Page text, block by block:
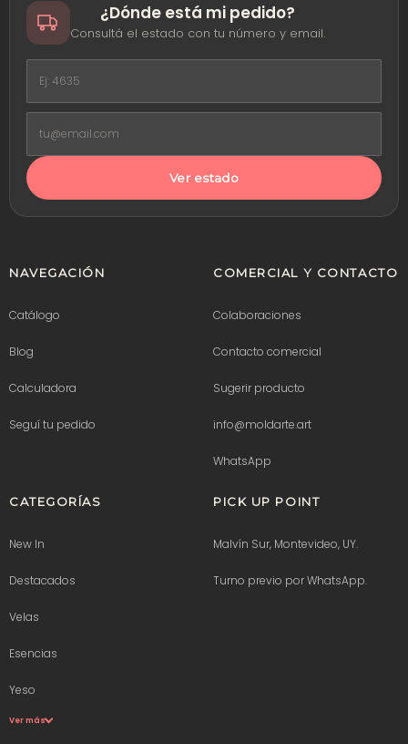
¿Dónde está mi pedido?
Consultá el estado con tu número y email.
Ver estado
NAVEGACIÓN
Catálogo
Blog
Calculadora
Seguí tu pedido
COMERCIAL Y CONTACTO
Colaboraciones
Contacto comercial
Sugerir producto
info@moldarte.art
WhatsApp
CATEGORÍAS
New In
Destacados
Velas
Esencias
Yeso
Ver más
PICK UP POINT
Malvín Sur, Montevideo, UY.
Turno previo por WhatsApp.